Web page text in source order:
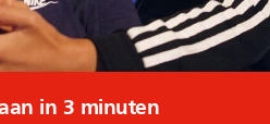
in 3 minuten